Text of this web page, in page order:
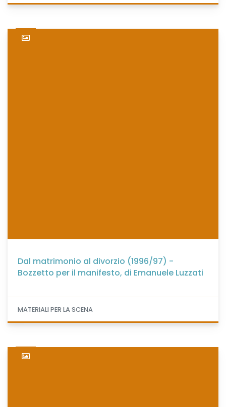
Dal matrimonio al divorzio (1996/97) -
Bozzetto per il manifesto, di Emanuele Luzzati
MATERIALI PER LA SCENA